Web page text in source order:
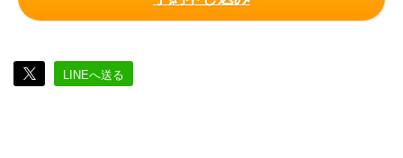
LINEへ送る